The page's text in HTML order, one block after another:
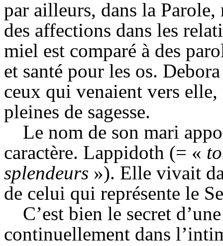
par ailleurs, dans la
des affections dans les
miel est comparé à des
et santé pour les os. Debora
ceux qui venaient vers elle,
pleines de sagesse.
Le nom de son mari
caractère. Lappidoth (= «
splendeurs »). Elle vivait
de celui qui représente le
C’est bien le secret
continuellement dans